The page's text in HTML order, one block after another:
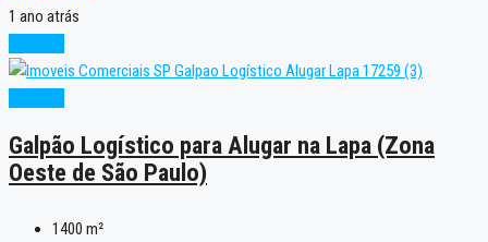
1 ano atrás
Galpão Logístico para Alugar na Lapa (Zona
Oeste de São Paulo)
1400 m²